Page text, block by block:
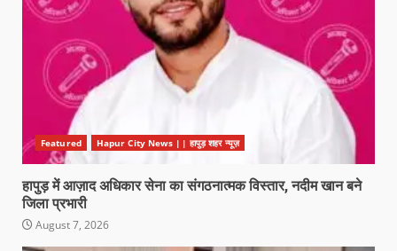
Featured Hapur City News || हापुड़ शहर न्यूज़
हापुड़ में आज़ाद अधिकार सेना का संगठनात्मक विस्तार, नदीम खान बने
जिला प्रभारी
August 7, 2026